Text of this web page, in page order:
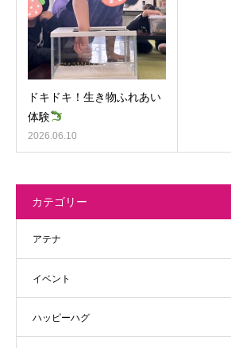
ドキドキ！生き物ふれあい
体験
2026.06.10
カテゴリー
アテナ
イベント
ハッピーハグ